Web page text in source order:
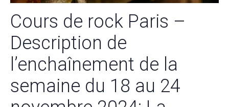
Cours de rock Paris –
Description de
l’enchaînement de la
semaine du 18 au 24